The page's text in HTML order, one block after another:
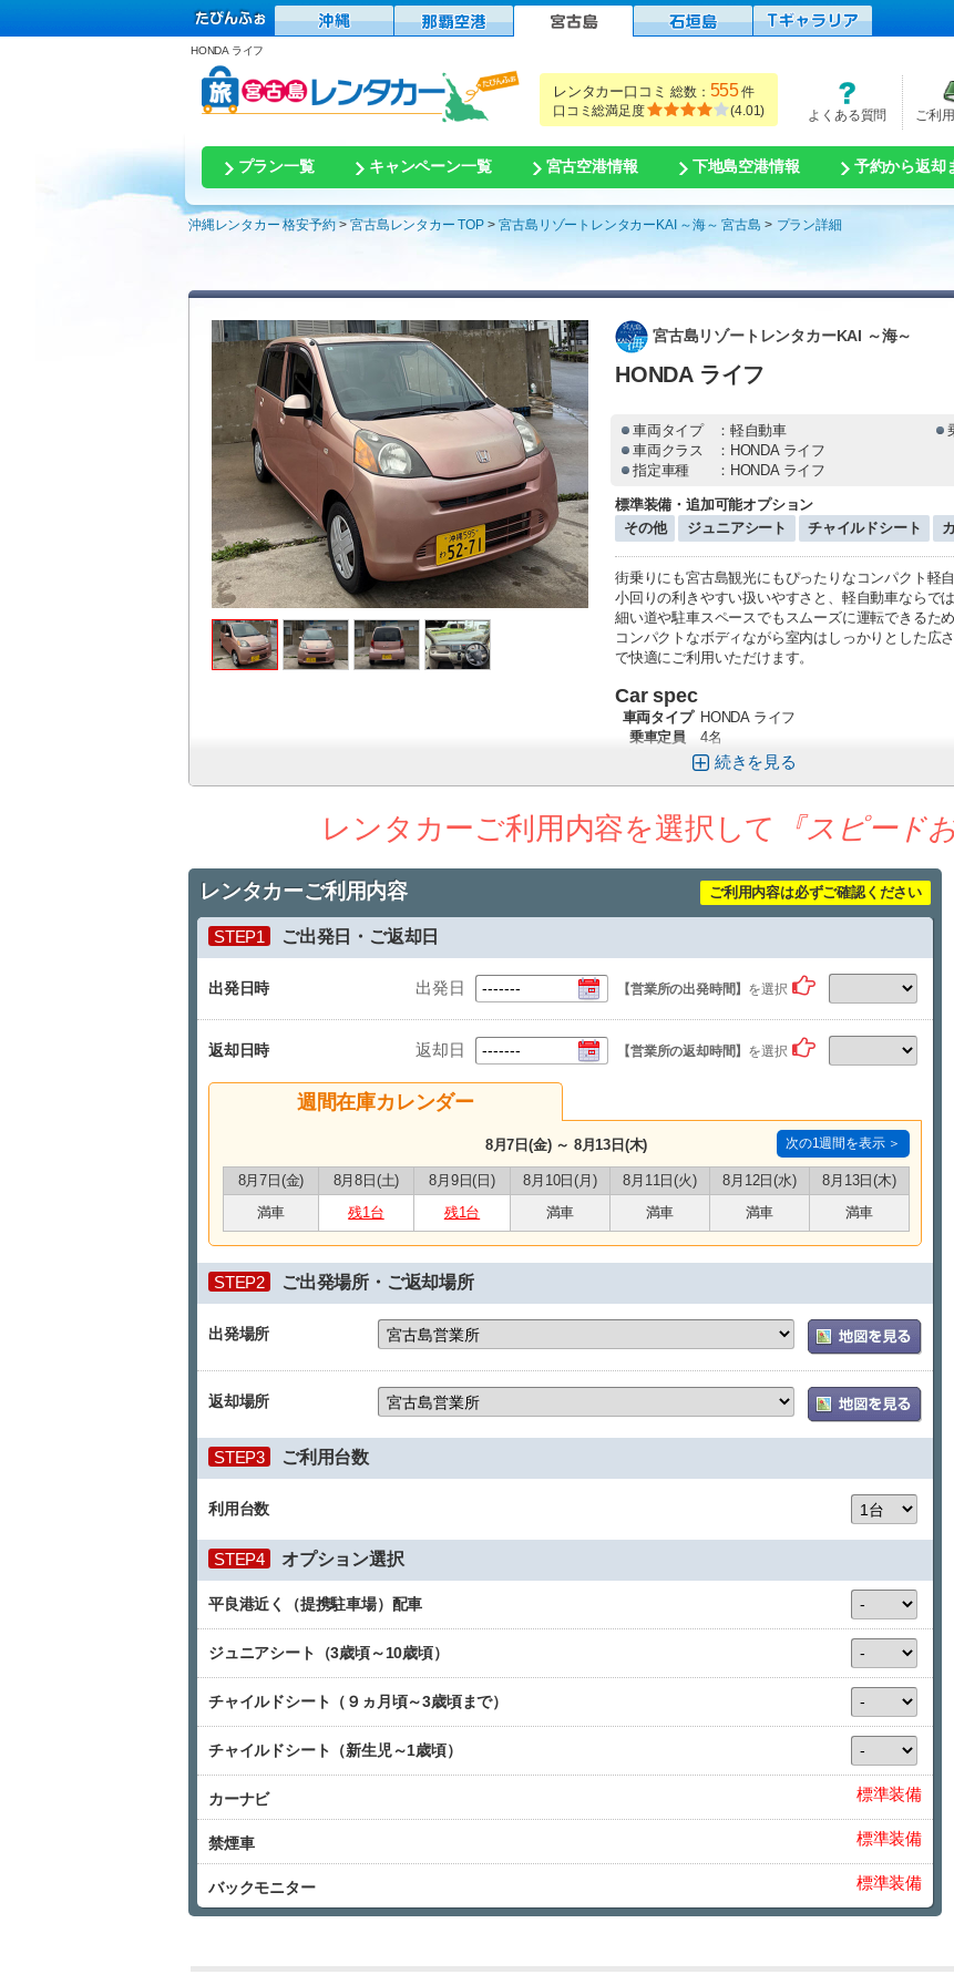
HONDA ライフ
レンタカー口コミ 総数： 555件
口コミ総満足度
(4.01) よくある質問 ご利
プラン一覧 キャンペーン一覧 宮古空港情報 下地島空港情報 予約から返却
沖縄レンタカー 格安予約 宮古島レンタカー TOP 宮古島リゾートレンタカーKAI ～海～ 宮古島 プラン詳細
宮古島リゾートレンタカーKAI ～海～
HONDA ライフ
車両タイプ ：軽自動車
車両クラス
：HONDA ライフ
指定車種
：HONDA ライフ
標準装備・追加可能オプション
その他
ジュニアシート チャイルドシート
街乗りにも宮古島観光にもぴったりなコンパクト軽
小回りの利きやすい扱いやすさと、軽自動車ならで
細い道や駐車スペースでもスムーズに運転できるた
コンパクトなボディながら室内はしっかりとした広
で快適にご利用いただけます。
Car spec
車両タイプ HONDA ライフ
乗車定員
4名
車体カラー ピンク
主要装備
-
ハンドル
右ハンドル
禁煙車
約3,395 x 1,475 x 1,610(mm)
送迎につ
いて
料配達も承っております。
下地島空港、その他エリアへの送迎サービ
続きを
レンタカーご利用内容を選択して 『スピード
レンタカーご利用内容 ご利用内容は必ずご確認ください
STEP1 ご出発日・ご返却日
出発日時 出発日 【営業所の出発時間】 を選択
返却日時 返却日 【営業所の返却時間】 を選択
週間在庫カレンダー
次の1週間を表示 ＞
8月7日(金) ～ 8月13日(木)
8月7日(金) 8月8日(土) 8月9日(日) 8月10日(月) 8月11日(火) 8月12日(水)
8月13日(木)
満車
残1台 残1台 満車 満車 満車 満車
STEP2 ご出発場所・ご返却場所
出発場所
返却場所
STEP3 ご利用台数
利用台数
STEP4 オプション選択
平良港近く（提携駐車場）配車
ジュニアシート（3歳頃～10歳頃）
チャイルドシート（９ヵ月頃～3歳頃まで）
チャイルドシート（新生児～1歳頃）
カーナビ 標準装備
禁煙車 標準装備
バックモニター 標準装備